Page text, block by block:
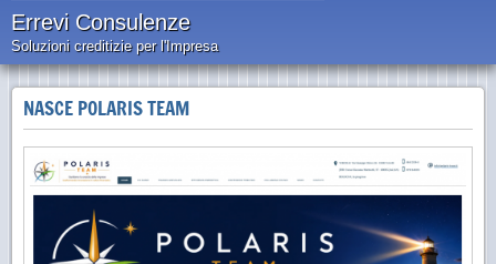
Errevi Consulenze
Soluzioni creditizie per l'Impresa
NASCE POLARIS TEAM